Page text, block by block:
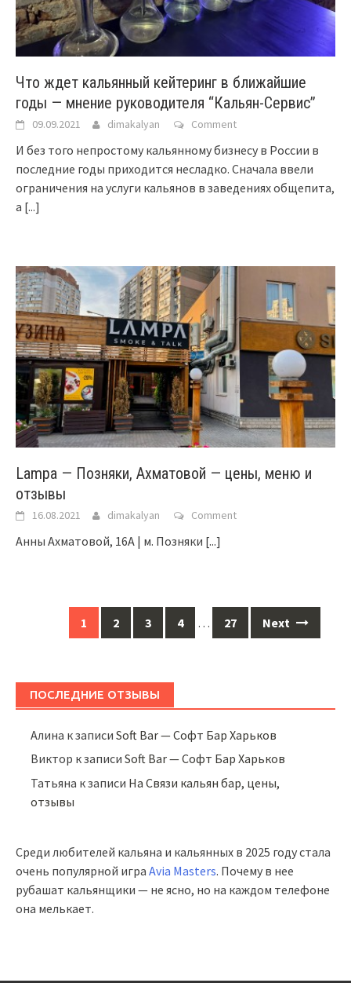
Что ждет кальянный кейтеринг в ближайшие
годы — мнение руководителя “Кальян-Сервис”
09.09.2021 dimakalyan Comment
И без того непростому кальянному бизнесу в России в
последние годы приходится несладко. Сначала ввели
ограничения на услуги кальянов в заведениях общепита,
а [...]
Lampa — Позняки, Ахматовой — цены, меню и
отзывы
16.08.2021 dimakalyan Comment
Анны Ахматовой, 16А | м. Позняки [...]
1 2 3 4 … 27 Next
ПОСЛЕДНИЕ ОТЗЫВЫ
Алина к записиSoft Bar — Софт Бар Харьков
Виктор к записиSoft Bar — Софт Бар Харьков
Татьяна к записи На Связи кальян бар, цены,
отзывы
Среди любителей кальяна и кальянных в 2025 году стала
очень популярной игра Avia Masters. Почему в нее
рубашат кальянщики — не ясно, но на каждом телефоне
она мелькает.